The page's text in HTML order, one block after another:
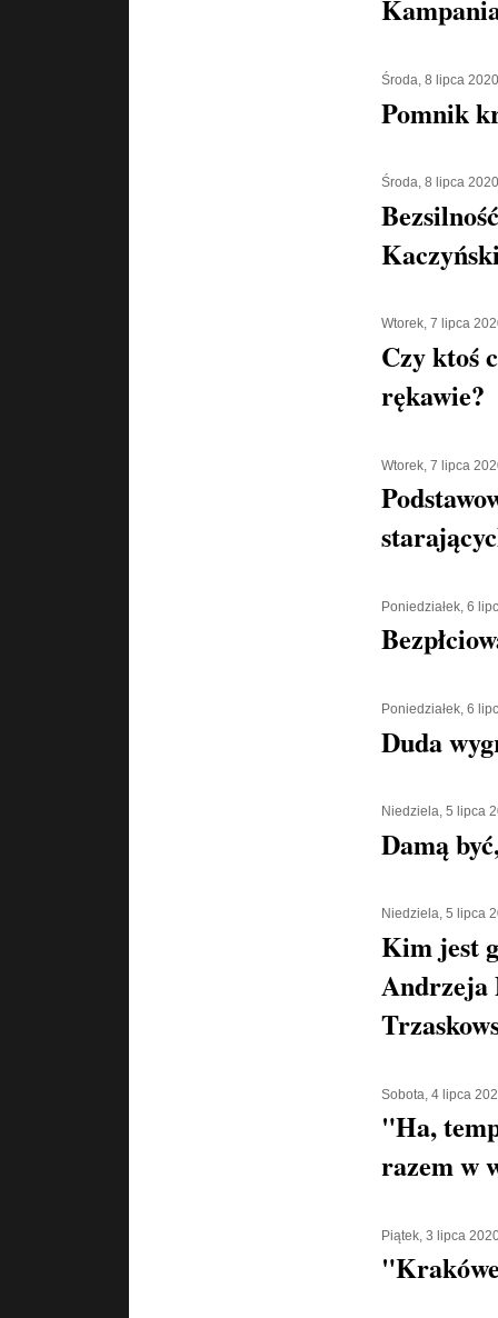
Środa, 8 lipca 2020
Pomnik
Środa, 8 lipca 2020
Wtorek, 7 lipca
Czy ktoś
rękawie?
Wtorek, 7 lipca
Poniedziałek, 6
Poniedziałek, 6
Duda
Niedziela, 5 lipca
Damą
Niedziela, 5 lipca
Kim jest
Andrzeja
Sobota, 4 lipca
"Ha,
razem w
Piątek, 3 lipca